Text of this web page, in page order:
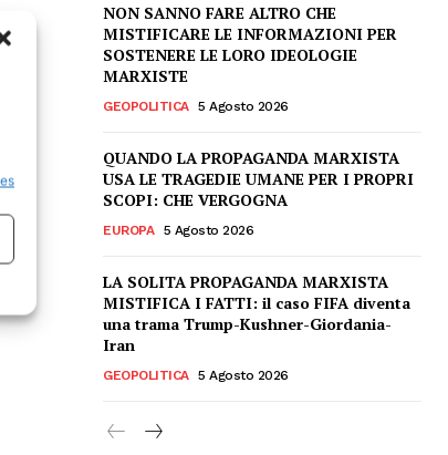
NON SANNO FARE ALTRO CHE
MISTIFICARE LE INFORMAZIONI PER
SOSTENERE LE LORO IDEOLOGIE
MARXISTE
GEOPOLITICA 5 Agosto 2026
QUANDO LA PROPAGANDA MARXISTA
USA LE TRAGEDIE UMANE PER I PROPRI
SCOPI: CHE VERGOGNA
EUROPA 5 Agosto 2026
LA SOLITA PROPAGANDA MARXISTA
MISTIFICA I FATTI: il caso FIFA diventa
una trama Trump-Kushner-Giordania-
Iran
GEOPOLITICA 5 Agosto 2026